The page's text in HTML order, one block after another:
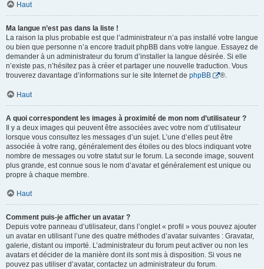
Haut
Ma langue n’est pas dans la liste !
La raison la plus probable est que l’administrateur n’a pas installé votre langue
ou bien que personne n’a encore traduit phpBB dans votre langue. Essayez de
demander à un administrateur du forum d’installer la langue désirée. Si elle
n’existe pas, n’hésitez pas à créer et partager une nouvelle traduction. Vous
trouverez davantage d’informations sur le site Internet de phpBB ®.
Haut
A quoi correspondent les images à proximité de mon nom d’utilisateur ?
Il y a deux images qui peuvent être associées avec votre nom d’utilisateur
lorsque vous consultez les messages d’un sujet. L’une d’elles peut être
associée à votre rang, généralement des étoiles ou des blocs indiquant votre
nombre de messages ou votre statut sur le forum. La seconde image, souvent
plus grande, est connue sous le nom d’avatar et généralement est unique ou
propre à chaque membre.
Haut
Comment puis-je afficher un avatar ?
Depuis votre panneau d’utilisateur, dans l’onglet « profil » vous pouvez ajouter
un avatar en utilisant l’une des quatre méthodes d’avatar suivantes : Gravatar,
galerie, distant ou importé. L’administrateur du forum peut activer ou non les
avatars et décider de la manière dont ils sont mis à disposition. Si vous ne
pouvez pas utiliser d’avatar, contactez un administrateur du forum.